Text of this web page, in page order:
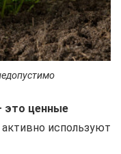
это ценные
используют